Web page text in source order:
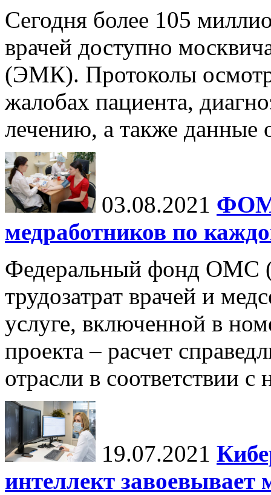
Сегодня более 105
врачей доступно
(ЭМК). Протоколы
жалобах пациента,
лечению, а также данные
03.08.2021
медработников по
Федеральный фонд ОМС
трудозатрат врачей и
услуге, включенной в
проекта – расчет
отрасли в соответствии
19.07.2021
интеллект завоевывает